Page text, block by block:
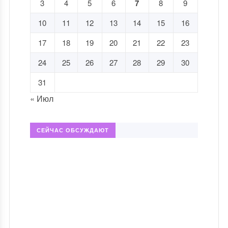
3 4 5 6 7 8
9
10
11 12 13 14 15
16
17
18 19 20 21 22
23
24
25 26 27 28 29
30
31
« Июл
СЕЙЧАС ОБСУЖДАЮТ